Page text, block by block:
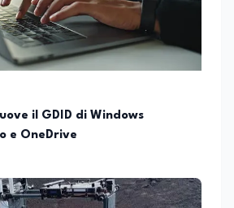
il GDID di Windows
e OneDrive